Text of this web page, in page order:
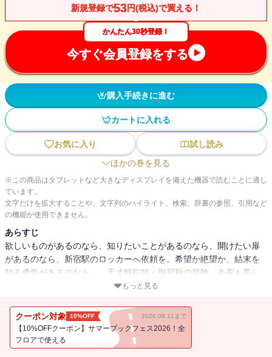
新規登録で53円(税込)で買える！
かんたん30秒登録！
今すぐ会員登録をする
購入手続きに進む
カートに入れる
お気に入り
試し読み
ほかの巻を見る
※この商品はタブレットなど大きなディスプレイを備えた機器で読むことに適し
ています。
文字だけを拡大することや、文字列のハイライト、検索、辞書の参照、引用など
の機能が使用できません。
あらすじ
欲しいものがあるのなら、知りたいことがあるのなら、開けたい扉
があるのなら、新宿駅のロッカーへ依頼を。希望か絶望か、結末を
知る勇気があるのなら…。天才解錠師・御厨秋の冒険、今夜も美し
もっと見る
クーポン対象 10%OFF 2026.08.11まで
【10%OFFクーポン】サマーブックフェス2026！全
フロアで使える